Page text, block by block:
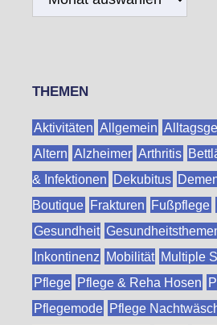
THEMEN
Aktivitäten Allgemein
Altern Alzheimer Arthritis
& Infektionen Dekubitus
Boutique Frakturen Fußpflege
Gesundheit
Inkontinenz Mobilität Multiple
Pflege Pflege & Reha Hosen
Pflegemode Pflege